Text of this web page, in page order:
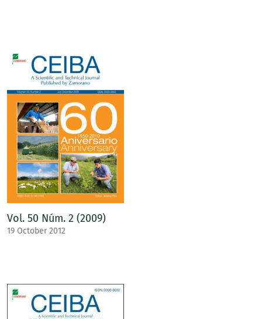
Vol. 50 Núm. 2 (2009)
19 October 2012